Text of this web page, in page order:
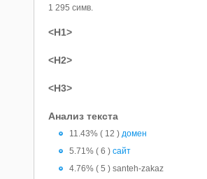
1 295 симв.
<H1>
<H2>
<H3>
Анализ текста
11.43% ( 12 ) домен
5.71% ( 6 ) сайт
4.76% ( 5 ) santeh-zakaz